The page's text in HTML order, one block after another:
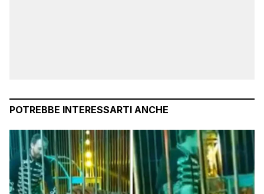
POTREBBE INTERESSARTI ANCHE